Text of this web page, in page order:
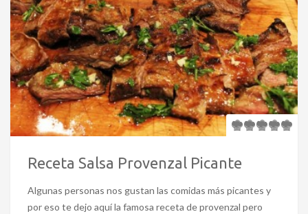
Receta Salsa Provenzal Picante
Algunas personas nos gustan las comidas más picantes y
por eso te dejo aquí la famosa receta de provenzal pero